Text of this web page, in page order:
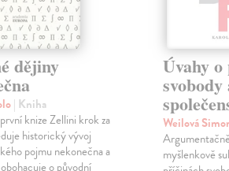
dějiny
| Kniha
knize Zellini krok za
historický vývoj
pojmu nekonečna a
o původní
Úvahy
svobody
Weilová
myšlenkově